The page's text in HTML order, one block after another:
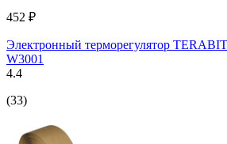
452 ₽
Электронный терморегулятор
W3001
4.4
(33)